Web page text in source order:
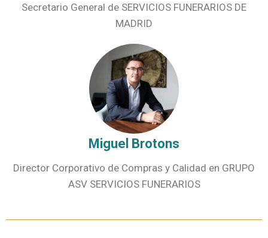
Secretario General de SERVICIOS FUNERARIOS DE
MADRID
Miguel Brotons
Director Corporativo de Compras y Calidad en GRUPO
ASV SERVICIOS FUNERARIOS